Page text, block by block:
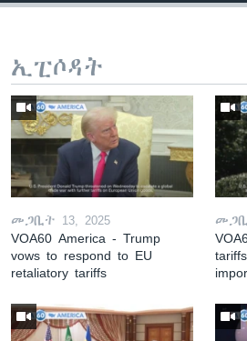
ኢፒሶዳት
መጋቢት 13, 2025
VOA60 America - Trump
vows to respond to EU
retaliatory tariffs